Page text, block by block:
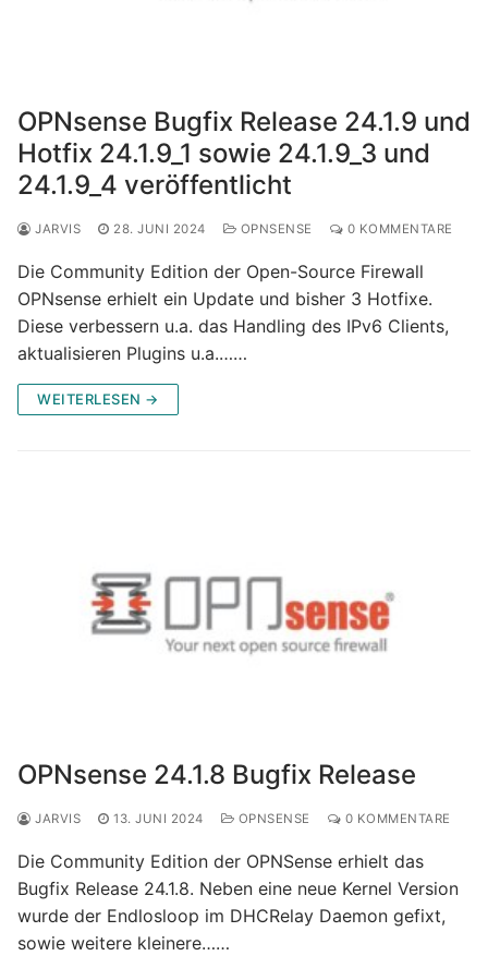
OPNsense Bugfix Release 24.1.9 und
Hotfix 24.1.9_1 sowie 24.1.9_3 und
24.1.9_4 veröffentlicht
JARVIS 28. JUNI 2024 OPNSENSE 0 KOMMENTARE
Die Community Edition der Open-Source Firewall
OPNsense erhielt ein Update und bisher 3 Hotfixe.
Diese verbessern u.a. das Handling des IPv6 Clients,
aktualisieren Plugins u.a.……
WEITERLESEN →
OPNsense 24.1.8 Bugfix Release
JARVIS 13. JUNI 2024 OPNSENSE 0 KOMMENTARE
Die Community Edition der OPNSense erhielt das
Bugfix Release 24.1.8. Neben eine neue Kernel Version
wurde der Endlosloop im DHCRelay Daemon gefixt,
sowie weitere kleinere……